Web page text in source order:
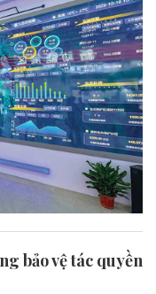
bảo vệ tác quyền